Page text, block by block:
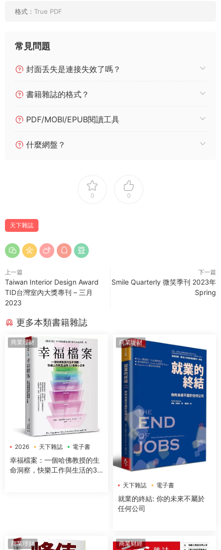
格式： True PDF
常見問題
封面丢失是連接失效了嗎？
書籍雜誌的格式？
PDF/MOBI/EPUB閱讀工具
什麼網盤？
0 0
天下雜誌
上一篇
Taiwan Interior Design Award
TID台灣室內大獎專刊 – 三月
2023
下一篇
Smile Quarterly 微笑季刊 2023年
Spring
更多本類書籍雜誌
商業理財
2026 天下雜誌 電子書
幸福檔案：一個哈佛教授的生
命洞察，快樂工作與生活的33
商業理財
天下雜誌 電子書
就業的終結: 你的未來不屬於
任何公司
商業理財 商業财經